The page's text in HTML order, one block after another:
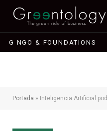
G NGO & FOUNDATIONS
Portada » Inteligencia Artificial